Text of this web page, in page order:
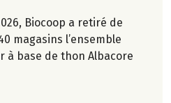
Biocoop a retiré de
magasins l’ensemble
à base de thon Albacore